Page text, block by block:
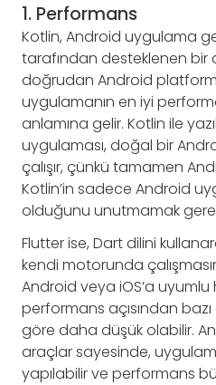
1. Performans
Kotlin, Android uygulama
tarafından desteklenen bir
doğrudan Android
uygulamanın en iyi
anlamına gelir. Kotlin ile
uygulaması, doğal bir
çalışır, çünkü tamamen
Kotlin’in sadece Android
olduğunu unutmamak
Flutter ise, Dart dilini
kendi motorunda
Android veya iOS’a uyumlu
performans açısından
göre daha düşük olabilir.
araçlar sayesinde,
yapılabilir ve performans